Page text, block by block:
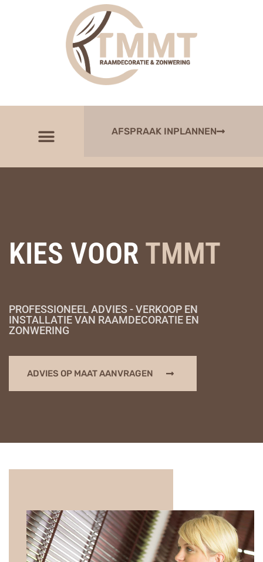
AFSPRAAK INPLANNEN
KIES VOOR TMMT
PROFESSIONEEL ADVIES - VERKOOP EN
INSTALLATIE VAN RAAMDECORATIE EN
ZONWERING
ADVIES OP MAAT AANVRAGEN